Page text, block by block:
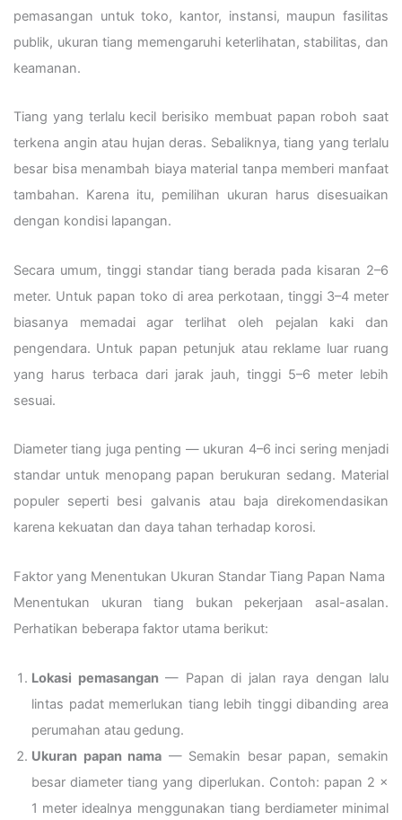
pemasangan untuk toko, kantor, instansi, maupun fasilitas
publik, ukuran tiang memengaruhi keterlihatan, stabilitas, dan
keamanan.
Tiang yang terlalu kecil berisiko membuat papan roboh saat
terkena angin atau hujan deras. Sebaliknya, tiang yang terlalu
besar bisa menambah biaya material tanpa memberi manfaat
tambahan. Karena itu, pemilihan ukuran harus disesuaikan
dengan kondisi lapangan.
Secara umum, tinggi standar tiang berada pada kisaran 2–6
meter. Untuk papan toko di area perkotaan, tinggi 3–4 meter
biasanya memadai agar terlihat oleh pejalan kaki dan
pengendara. Untuk papan petunjuk atau reklame luar ruang
yang harus terbaca dari jarak jauh, tinggi 5–6 meter lebih
sesuai.
Diameter tiang juga penting — ukuran 4–6 inci sering menjadi
standar untuk menopang papan berukuran sedang. Material
populer seperti besi galvanis atau baja direkomendasikan
karena kekuatan dan daya tahan terhadap korosi.
Faktor yang Menentukan Ukuran Standar Tiang Papan Nama
Menentukan ukuran tiang bukan pekerjaan asal-asalan.
Perhatikan beberapa faktor utama berikut:
Lokasi pemasangan— Papan di jalan raya dengan lalu
lintas padat memerlukan tiang lebih tinggi dibanding area
perumahan atau gedung.
Ukuran papan nama — Semakin besar papan, semakin
besar diameter tiang yang diperlukan. Contoh: papan 2 ×
1 meter idealnya menggunakan tiang berdiameter minimal